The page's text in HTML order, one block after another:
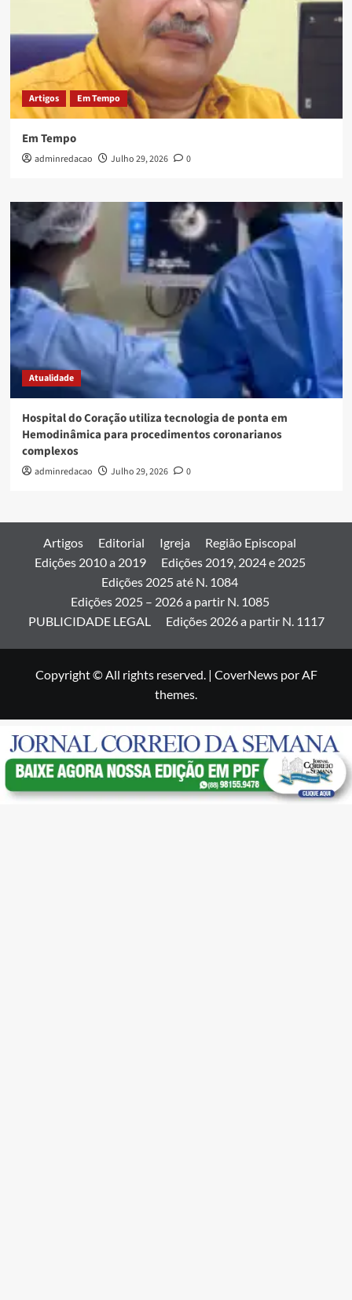
Artigos Em Tempo
Em Tempo
adminredacao Julho 29, 2026 0
Atualidade
Hospital do Coração utiliza tecnologia de ponta em
Hemodinâmica para procedimentos coronarianos
complexos
adminredacao Julho 29, 2026 0
Artigos Editorial Igreja
Região Episcopal
Edições 2010 a 2019
Edições 2019, 2024 e 2025
Edições 2025 até N. 1084
Edições 2025 – 2026 a partir N. 1085
PUBLICIDADE LEGAL
Edições 2026 a partir N. 1117
Copyright © All rights reserved. | CoverNewspor AF
themes.